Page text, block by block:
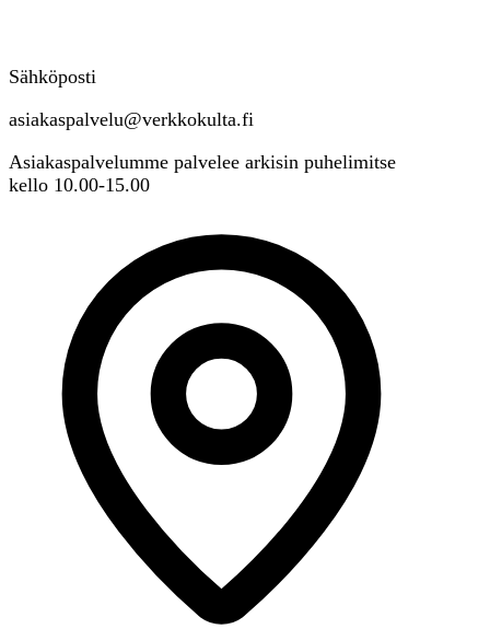
Sähköposti
asiakaspalvelu@verkkokulta.fi
Asiakaspalvelumme palvelee arkisin puhelimitse
kello 10.00-15.00